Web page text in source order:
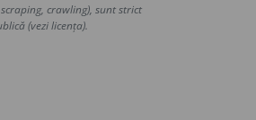
crawling), sunt strict
(vezi licența).